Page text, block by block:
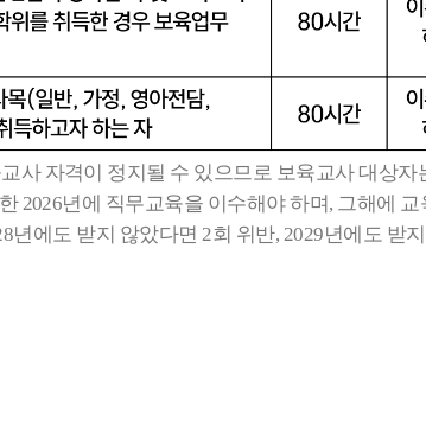
자격이 정지될 수 있으므로 보육교사 대상
2026년에 직무교육을 이수해야 하며, 그해에
에도 받지 않았다면 2회 위반, 2029년에도 받